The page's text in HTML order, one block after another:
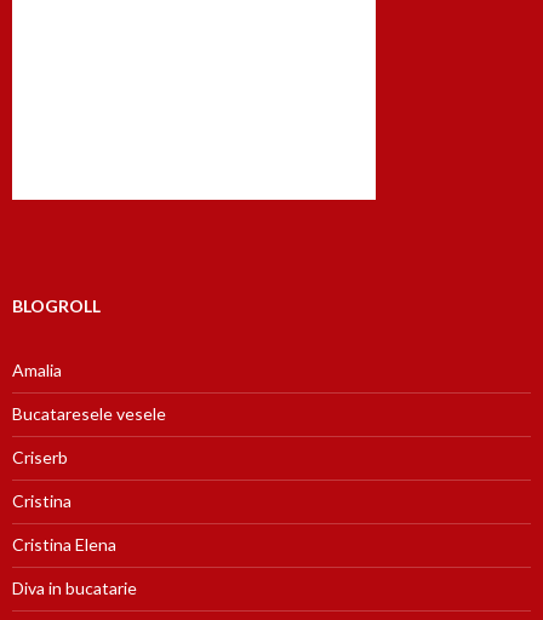
BLOGROLL
Amalia
Bucataresele vesele
Criserb
Cristina
Cristina Elena
Diva in bucatarie